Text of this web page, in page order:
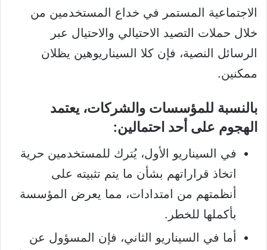
الاجتماعية المستمر في خداع المستخدمين من
خلال حملات التصيد الاحتيالي والاحتيال عبر
الرسائل النصية، فإن كلا السيناريوهين يظلان
ممكنين.
بالنسبة للمؤسسات والشركات، يعتمد
الهجوم على أحد احتمالين:
في السيناريو الأول، يُترك للمستخدمين حرية
اتخاذ قراراتهم بشأن ما يتم تثبيته على
أنظمتهم من امتدادات، مما يعرض المؤسسة
بأكملها للخطر.
أما في السيناريو الثاني، فإن المسؤول عن